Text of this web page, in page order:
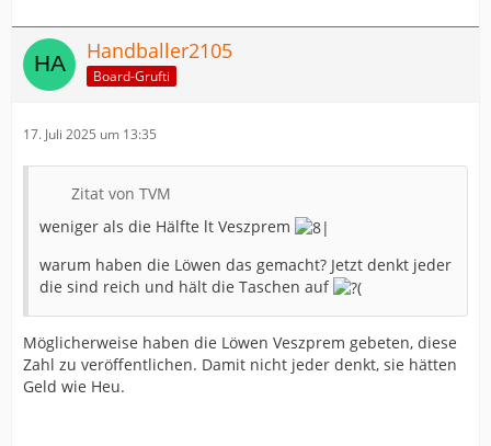
Handballer2105
Board-Grufti
17. Juli 2025 um 13:35
Zitat von TVM
weniger als die Hälfte lt Veszprem
warum haben die Löwen das gemacht? Jetzt denkt jeder
die sind reich und hält die Taschen auf
Möglicherweise haben die Löwen Veszprem gebeten, diese
Zahl zu veröffentlichen. Damit nicht jeder denkt, sie hätten
Geld wie Heu.